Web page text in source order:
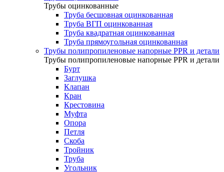
Трубы оцинкованные
Труба бесшовная оцинкованная
Труба ВГП оцинкованная
Труба квадратная оцинкованная
Труба прямоугольная оцинкованная
Трубы полипропиленовые напорные PPR и детали
Трубы полипропиленовые напорные PPR и детали
Бурт
Заглушка
Клапан
Кран
Крестовина
Муфта
Опора
Петля
Скоба
Тройник
Труба
Угольник